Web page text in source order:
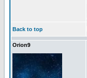
Back to top
Orion9